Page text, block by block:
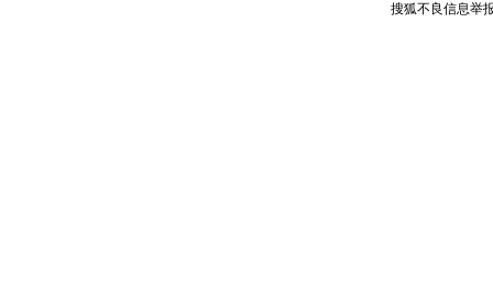
搜狐不良信息举